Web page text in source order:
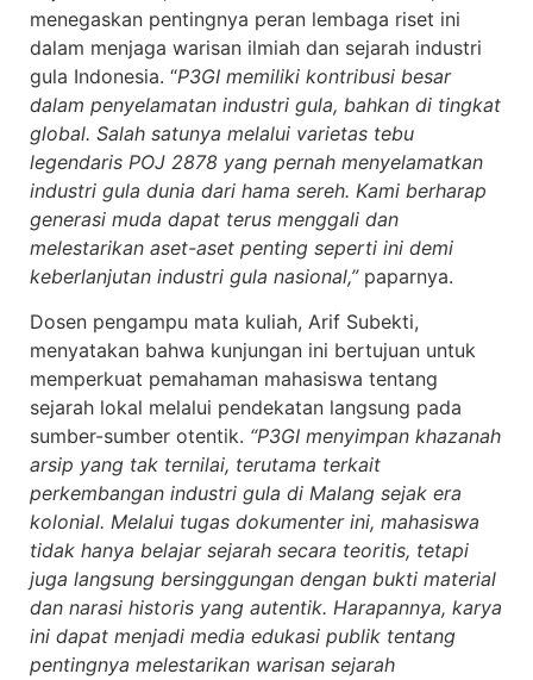
menegaskan pentingnya peran lembaga riset ini
dalam menjaga warisan ilmiah dan sejarah industri
gula Indonesia. “P3GI memiliki kontribusi besar
dalam penyelamatan industri gula, bahkan di tingkat
global. Salah satunya melalui varietas tebu
legendaris POJ 2878 yang pernah menyelamatkan
industri gula dunia dari hama sereh. Kami berharap
generasi muda dapat terus menggali dan
melestarikan aset-aset penting seperti ini demi
keberlanjutan industri gula nasional,”paparnya.
Dosen pengampu mata kuliah, Arif Subekti,
menyatakan bahwa kunjungan ini bertujuan untuk
memperkuat pemahaman mahasiswa tentang
sejarah lokal melalui pendekatan langsung pada
sumber-sumber otentik. “P3GI menyimpan khazanah
arsip yang tak ternilai, terutama terkait
perkembangan industri gula di Malang sejak era
kolonial. Melalui tugas dokumenter ini, mahasiswa
tidak hanya belajar sejarah secara teoritis, tetapi
juga langsung bersinggungan dengan bukti material
dan narasi historis yang autentik. Harapannya, karya
ini dapat menjadi media edukasi publik tentang
pentingnya melestarikan warisan sejarah